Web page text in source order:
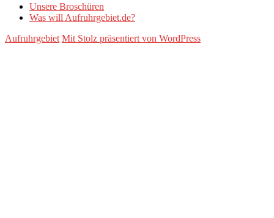
Unsere Broschüren
Was will Aufruhrgebiet.de?
Aufruhrgebiet Mit Stolz präsentiert von WordPress